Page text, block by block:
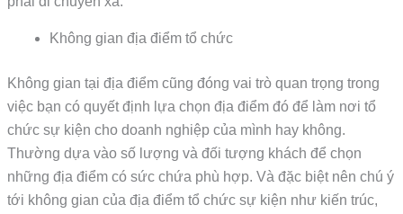
Không gian địa điểm tổ chức
Không gian tại địa điểm cũng đóng vai trò quan trọng trong
việc bạn có quyết định lựa chọn địa điểm đó để làm nơi tổ
chức sự kiện cho doanh nghiệp của mình hay không.
Thường dựa vào số lượng và đối tượng khách để chọn
những địa điểm có sức chứa phù hợp. Và đặc biệt nên chú ý
tới không gian của địa điểm tổ chức sự kiện như kiến trúc,